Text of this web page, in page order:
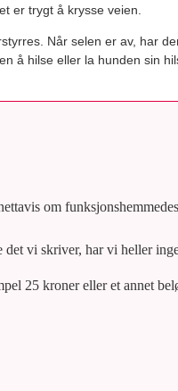
er trygt å krysse veien.
Når selen er av, har
å hilse eller la hunden sin
om
vi skriver, har vi heller
25 kroner eller et annet